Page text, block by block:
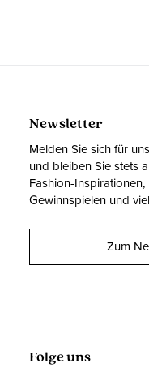
Newsletter
Melden Sie sich für
und bleiben Sie stets
Fashion-Inspirationen,
Gewinnspielen und
Zum
Folge uns